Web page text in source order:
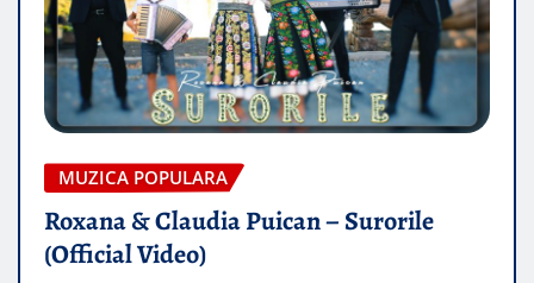
MUZICA POPULARA
Roxana & Claudia Puican – Surorile
(Official Video)